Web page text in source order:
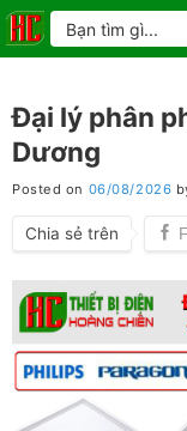
Skip
to
Tìm
kiếm:
Đại lý phân
Dương
Posted on 06/08/2026
Chia sẻ trên